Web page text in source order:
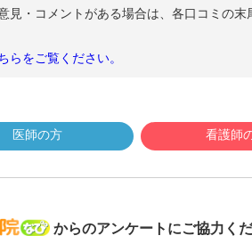
見・コメントがある場合は、各口コミの
をご覧ください。
医師の方 看護師
病院なび
からのアンケートにご協力くだ